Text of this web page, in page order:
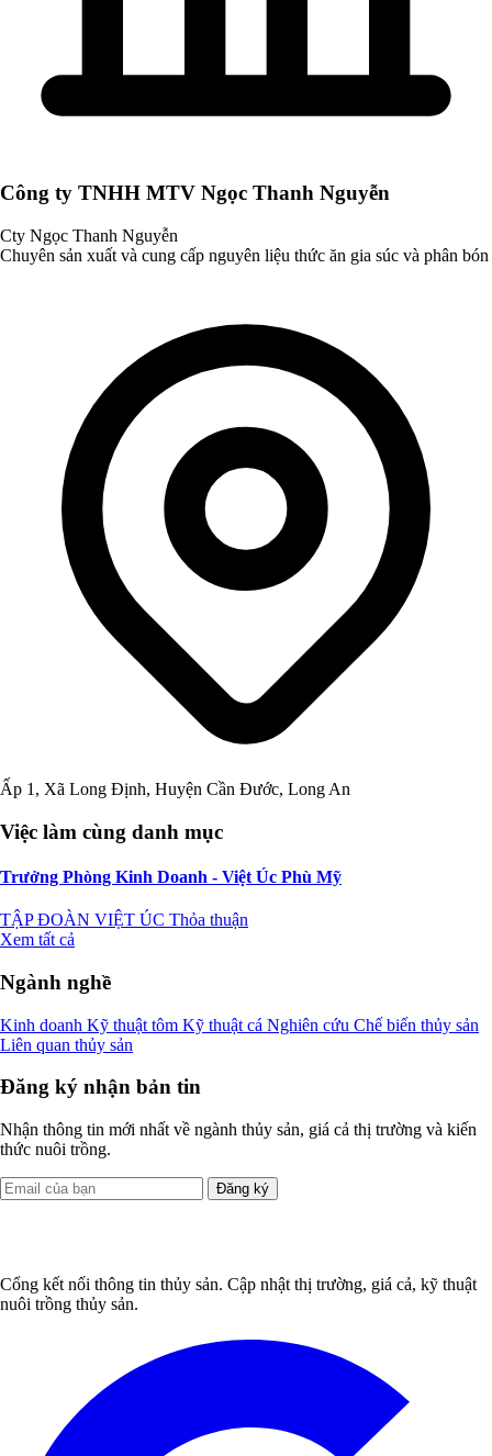
Công ty TNHH MTV Ngọc Thanh Nguyễn
Cty Ngọc Thanh Nguyễn
Chuyên sản xuất và cung cấp nguyên liệu thức ăn gia súc và phân bón
Ấp 1, Xã Long Định, Huyện Cần Đước, Long An
Việc làm cùng danh mục
Trưởng Phòng Kinh Doanh - Việt Úc Phù Mỹ
TẬP ĐOÀN VIỆT ÚC Thỏa thuận
Xem tất cả
Ngành nghề
Kinh doanh Kỹ thuật tôm Kỹ thuật cá Nghiên cứu Chế biến thủy sản
Liên quan thủy sản
Đăng ký nhận bản tin
Nhận thông tin mới nhất về ngành thủy sản, giá cả thị trường và kiến
thức nuôi trồng.
Đăng ký
Cổng kết nối thông tin thủy sản. Cập nhật thị trường, giá cả, kỹ thuật
nuôi trồng thủy sản.